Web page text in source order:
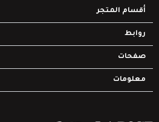
أقسام المتجر
روابط
صفحات
معلومات